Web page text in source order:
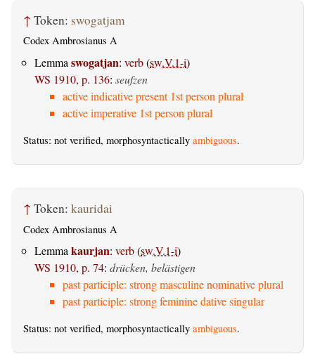
↑ Token: swogatjam
Codex Ambrosianus A
Lemma swogatjan: verb(sw.V.1-i)
WS 1910, p. 136: seufzen
active indicative present 1st person plural
active imperative 1st person plural
Status: not verified, morphosyntactically ambiguous.
↑ Token: kauridai
Codex Ambrosianus A
Lemma kaurjan: verb(sw.V.1-i)
WS 1910, p. 74: drücken, belästigen
past participle: strong masculine nominative plural
past participle: strong feminine dative singular
Status: not verified, morphosyntactically ambiguous.